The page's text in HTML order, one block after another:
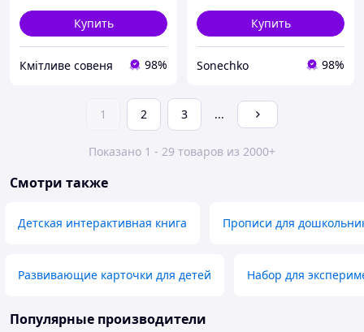
Купить
Кмітливе совеня 98%
Купить
Sonechko 98%
1 2 3 ...
Показано 1 - 29 товаров из 2000+
Смотри также
Детская интерактивная книга Прописи для
Развивающие карточки для детей Набор для
Популярные производители